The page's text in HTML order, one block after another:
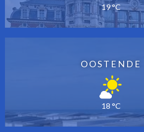
19 °C
OOSTENDE
18 °C